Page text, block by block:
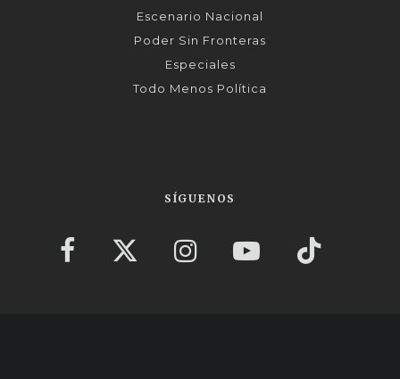
Escenario Nacional
Poder Sin Fronteras
Especiales
Todo Menos Política
SÍGUENOS